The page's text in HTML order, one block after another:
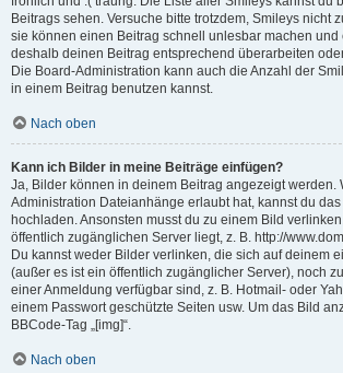
Beitrags sehen. Versuche bitte trotzdem, Smileys nicht
sie können einen Beitrag schnell unlesbar machen und
deshalb deinen Beitrag entsprechend überarbeiten
Die Board-Administration kann auch die Anzahl der
in einem Beitrag benutzen kannst.
Nach oben
Kann ich Bilder in meine Beiträge einfügen?
Ja, Bilder können in deinem Beitrag angezeigt werden.
Administration Dateianhänge erlaubt hat, kannst du
hochladen. Ansonsten musst du zu einem Bild
öffentlich zugänglichen Server liegt, z. B. http://
Du kannst weder Bilder verlinken, die sich auf deinem
(außer es ist ein öffentlich zugänglicher Server), noch
einer Anmeldung verfügbar sind, z. B. Hotmail- oder
einem Passwort geschützte Seiten usw. Um das Bild
BBCode-Tag „[img]“.
Nach oben